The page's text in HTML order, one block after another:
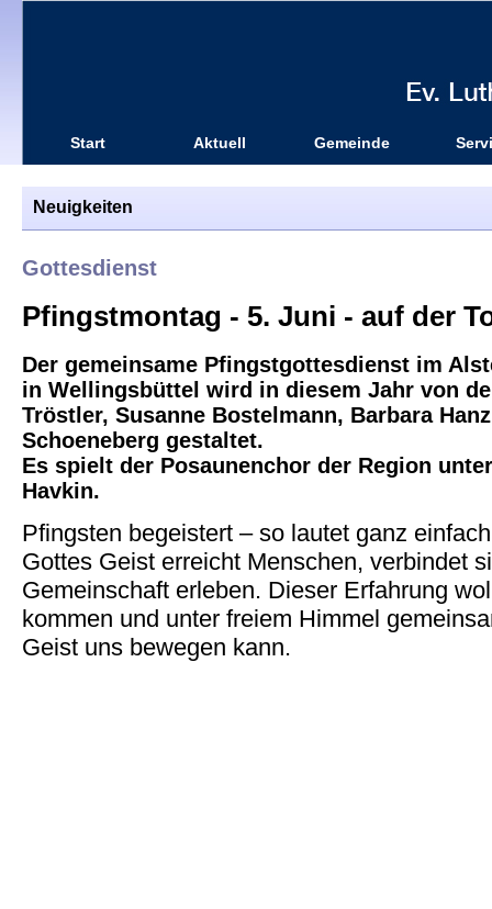
Start Aktuell Gemeinde
Neuigkeiten
Gottesdienst
Pfingstmontag - 5. Juni - auf der
Der gemeinsame Pfingstgottesdienst im
in Wellingsbüttel wird in diesem Jahr von
Tröstler, Susanne Bostelmann, Barbara
Schoeneberg gestaltet.
Es spielt der Posaunenchor der Region
Havkin.
Pfingsten begeistert – so lautet ganz
Gottes Geist erreicht Menschen, verbindet
Gemeinschaft erleben. Dieser Erfahrung
kommen und unter freiem Himmel
Geist uns bewegen kann.